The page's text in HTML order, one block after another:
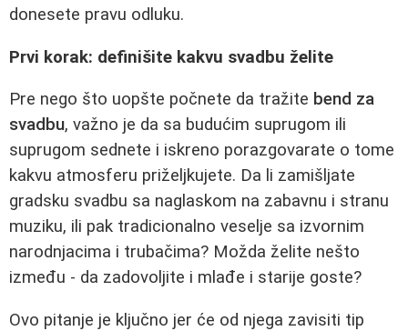
donesete pravu odluku.
Prvi korak: definišite kakvu svadbu želite
Pre nego što uopšte počnete da tražite bend za
svadbu, važno je da sa budućim suprugom ili
suprugom sednete i iskreno porazgovarate o tome
kakvu atmosferu priželjkujete. Da li zamišljate
gradsku svadbu sa naglaskom na zabavnu i stranu
muziku, ili pak tradicionalno veselje sa izvornim
narodnjacima i trubačima? Možda želite nešto
između - da zadovoljite i mlađe i starije goste?
Ovo pitanje je ključno jer će od njega zavisiti tip